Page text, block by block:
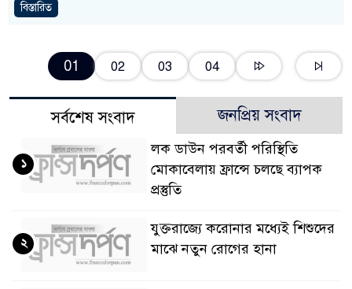
বিস্তারিত
01 02 03 04
সর্বশেষ সংবাদ জনপ্রিয় সংবাদ
লক ডাউন পরবর্তী পরিস্থিতি
মোকাবেলায় ফ্রান্সে চলছে ব্যাপক
প্রস্তুতি
১
যুক্তরাজ্যে করোনার মধ্যেই শিশুদের
মাঝে নতুন রোগের হানা
২